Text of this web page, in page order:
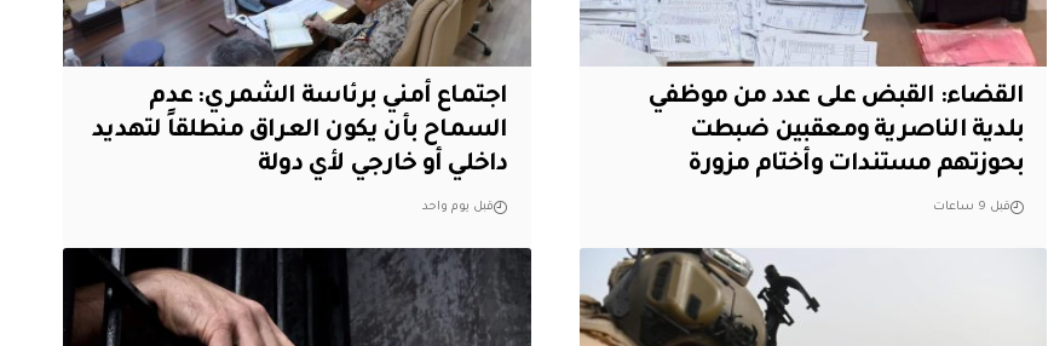
القضاء: القبض على عدد من موظفي
بلدية الناصرية ومعقبين ضبطت
بحوزتهم مستندات وأختام مزورة
قبل 9 ساعات
اجتماع أمني برئاسة الشمري: عدم
السماح بأن يكون العراق منطلقاً لتهديد
داخلي أو خارجي لأي دولة
قبل يوم واحد